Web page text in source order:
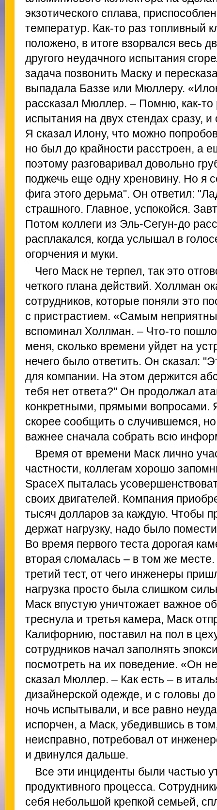
экзотического сплава,
температур. Как-то раз топливный
положено, в итоге взорвался весь
другого неудачного испытания
задача позвонить Маску и
выпадала Баззе или Мюллеру.
рассказал Мюллер. – Помню, как-то
испытания на двух стендах сразу,
Я сказал Илону, что можно
но был до крайности расстроен, а
поэтому разговаривал довольно
поджечь еще одну хреновину. Но я
фига этого дерьма". Он ответил:
страшного. Главное, успокойся.
Потом коллеги из Эль-Сегун-до
расплакался, когда услышал в
огорчения и муки.
Чего Маск не терпел, так это
четкого плана действий. Холлман
сотрудников, которые поняли это
с пристрастием. «Самым
вспоминал Холлман. – Что-то
меня, сколько времени уйдет на
нечего было ответить. Он сказал:
для компании. На этом держится
тебя нет ответа?" Он продолжал
конкретными, прямыми вопросами.
скорее сообщить о случившемся, но
важнее сначала собрать всю
Время от времени Маск лично
частности, коллегам хорошо
SpaceX пыталась
своих двигателей. Компания
тысяч долларов за каждую. Чтобы
держат нагрузку, надо было
Во время первого теста дорогая
вторая сломалась – в том же
третий тест, от чего инженеры
нагрузка просто была слишком
Маск впустую уничтожает важное
треснула и третья камера, Маск
Калифорнию, поставил на пол в
сотрудников начал заполнять
посмотреть на их поведение. «Он
сказал Мюллер. – Как есть – в
дизайнерской одежде, и с головы
ночь испытывали, и все равно
испорчен, а Маск, убедившись в
неисправно, потребовал от
и двинулся дальше.
Все эти инциденты были частью
продуктивного процесса.
себя небольшой крепкой семьей,